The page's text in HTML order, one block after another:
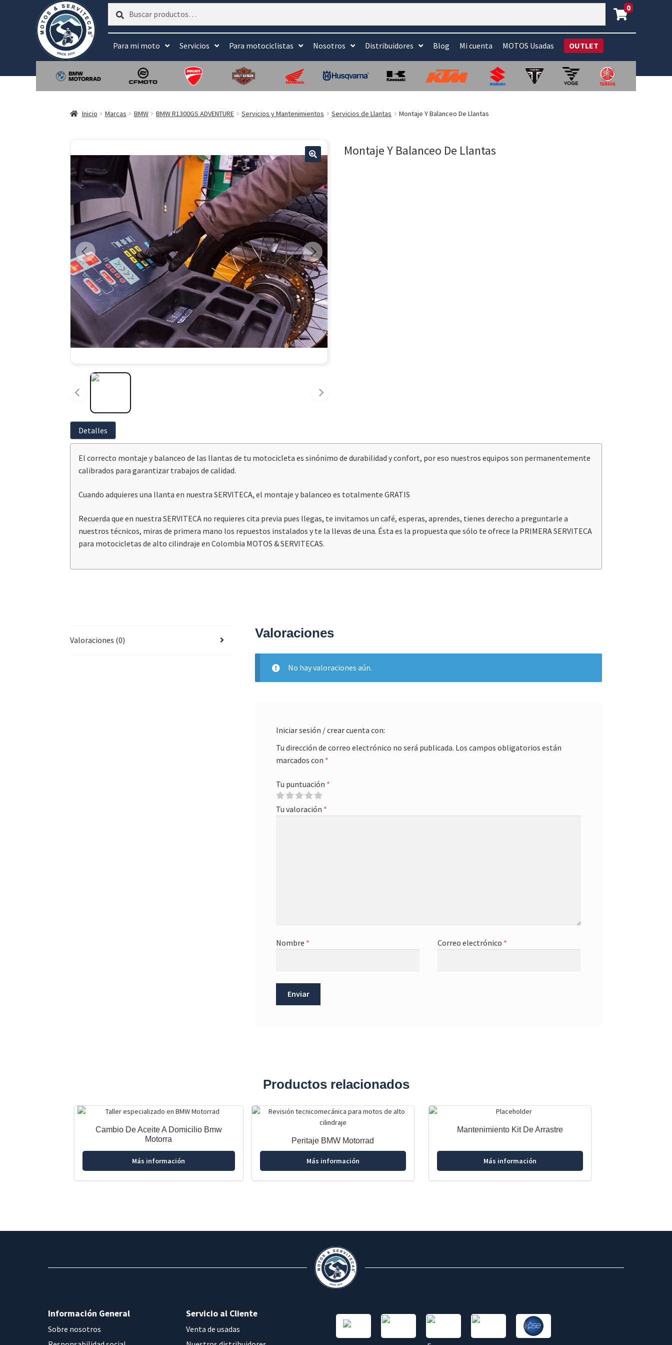
Buscar
Buscar 0
Para mi moto Servicios Para motociclistas Nosotros Distribuidores Blog Mi cuenta MOTOS Usadas OUTLET
Inicio Marcas BMW BMW R1300GS ADVENTURE Servicios y Mantenimientos Servicios de Llantas Montaje Y Balanceo De Llantas
Montaje Y Balanceo De Llantas
Detalles
El correcto montaje y balanceo de las llantas de tu motocicleta es sinónimo de durabilidad y confort, por eso nuestros equipos son permanentemente
calibrados para garantizar trabajos de calidad.
Cuando adquieres una llanta en nuestra SERVITECA, el montaje y balanceo es totalmente GRATIS
Recuerda que en nuestra SERVITECA no requieres cita previa pues llegas, te invitamos un café, esperas, aprendes, tienes derecho a preguntarle a
nuestros técnicos, miras de primera mano los repuestos instalados y te la llevas de una. Ésta es la propuesta que sólo te ofrece la PRIMERA SERVITECA
para motocicletas de alto cilindraje en Colombia MOTOS & SERVITECAS.
Valoraciones (0) Valoraciones
No hay valoraciones aún.
Iniciar sesión / crear cuenta con:
Tu dirección de correo electrónico no será publicada. Los campos obligatorios están
marcados con *
Tu puntuación *
Tu valoración *
Nombre * Correo electrónico *
Productos relacionados
Cambio De Aceite A Domicilio Bmw
Motorra
Más información
Peritaje BMW Motorrad
Más información
Mantenimiento Kit De Arrastre
Más información
Información General
Sobre nosotros
Servicio al Cliente
Venta de usadas